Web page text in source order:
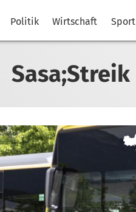
Politik Wirtschaft Sport
Sasa;Streik